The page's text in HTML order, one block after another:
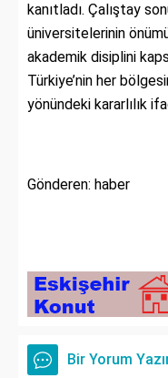
kanıtladı. Çalıştay
üniversitelerinin
akademik disiplini
Türkiye’nin her
yönündeki kararlılık
Gönderen: haber
Bir Yorum